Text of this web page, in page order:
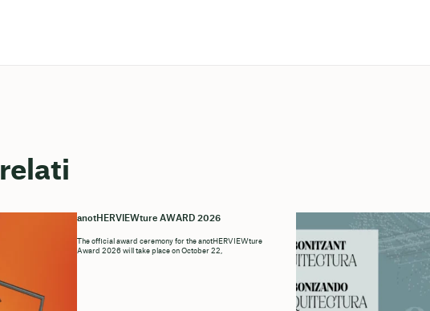
anotHERVIEWture AWARD 2026
The official award ceremony for the anotHERVIEWture
Award 2026 will take place on October 22,